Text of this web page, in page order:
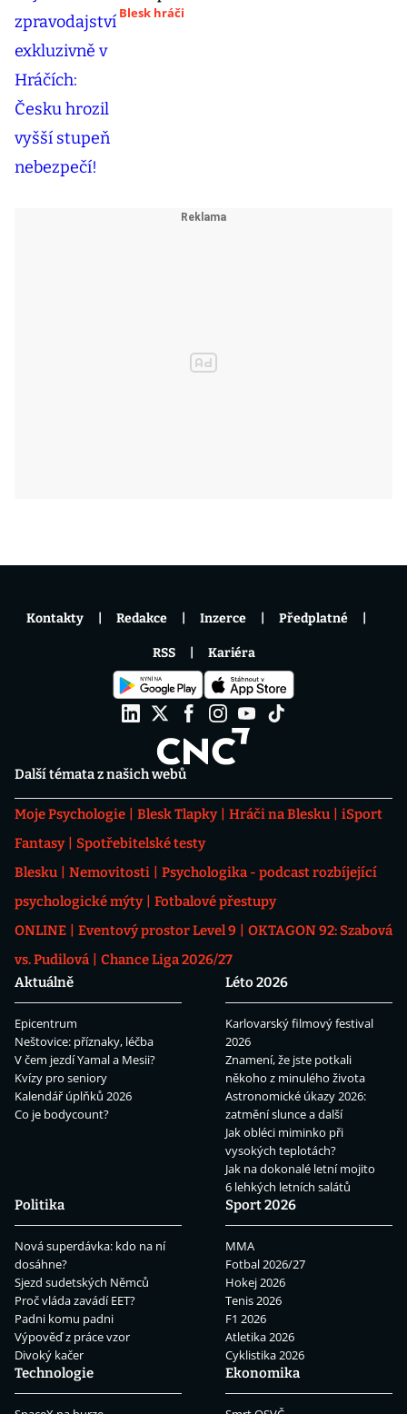
Blesk hráči
Další témata z našich webů
Moje Psychologie Blesk Tlapky Hráči na Blesku
iSport
Fantasy
Spotřebitelské testy
Blesku
Nemovitosti
Psychologika - podcast rozbíjející
psychologické mýty
Fotbalové přestupy
ONLINE
Eventový prostor Level 9
OKTAGON 92: Szabová
vs. Pudilová
Chance Liga 2026/27
Aktuálně
Epicentrum
Neštovice: příznaky, léčba
V čem jezdí Yamal a Mesii?
Kvízy pro seniory
Kalendář úplňků 2026
Co je bodycount?
Léto 2026
Karlovarský filmový festival
2026
Znamení, že jste potkali
někoho z minulého života
Astronomické úkazy 2026:
zatmění slunce a další
Jak obléci miminko při
vysokých teplotách?
Jak na dokonalé letní mojito
6 lehkých letních salátů
Politika
Nová superdávka: kdo na ní
dosáhne?
Sjezd sudetských Němců
Proč vláda zavádí EET?
Padni komu padni
Výpověď z práce vzor
Divoký kačer
Sport 2026
MMA
Fotbal 2026/27
Hokej 2026
Tenis 2026
F1 2026
Atletika 2026
Cyklistika 2026
Technologie
Ekonomika
Kontakty Redakce Inzerce Předplatné
RSS Kariéra